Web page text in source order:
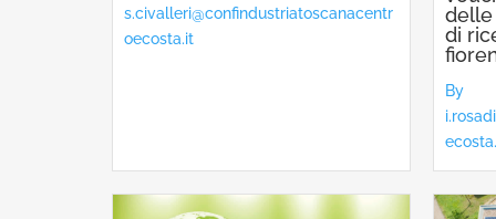
s.civalleri@confindustriatoscanacentr
oecosta.it
delle
di
By